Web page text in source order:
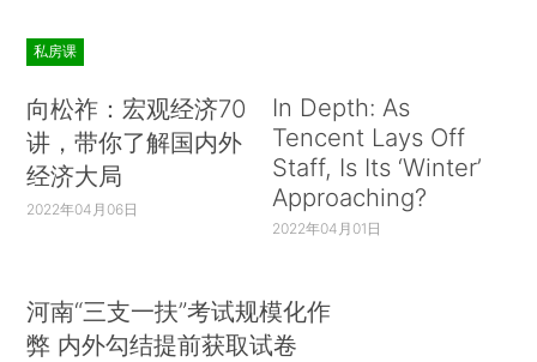
私房课
向松祚：宏观经济70
讲，带你了解国内外
经济大局
2022年04月06日
In Depth: As
Tencent Lays Off
Staff, Is Its ‘Winter’
Approaching?
2022年04月01日
河南“三支一扶”考试规模化作
弊 内外勾结提前获取试卷